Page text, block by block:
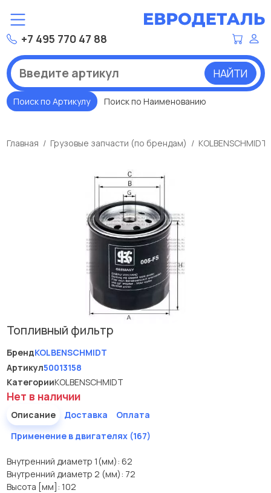
+7 495 770 47 88
НАЙТИ
Поиск по Артикулу Поиск по Наименованию
Главная Грузовые запчасти (по брендам) KOLBENSCHMIDT
Топливный фильтр
БрендKOLBENSCHMIDT
Артикул50013158
КатегорииKOLBENSCHMIDT
Нет в наличии
Описание Доставка
Оплата
Применение в двигателях (167)
Внутренний диаметр 1(мм): 62
Внутренний диаметр 2 (мм): 72
Высота [мм]: 102